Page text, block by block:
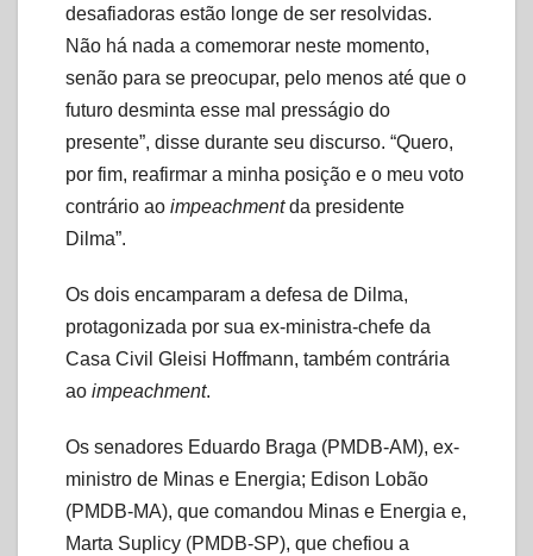
desafiadoras estão longe de ser resolvidas.
Não há nada a comemorar neste momento,
senão para se preocupar, pelo menos até que o
futuro desminta esse mal presságio do
presente”, disse durante seu discurso. “Quero,
por fim, reafirmar a minha posição e o meu voto
contrário ao impeachmentda presidente
Dilma”.
Os dois encamparam a defesa de Dilma,
protagonizada por sua ex-ministra-chefe da
Casa Civil Gleisi Hoffmann, também contrária
ao impeachment.
Os senadores Eduardo Braga (PMDB-AM), ex-
ministro de Minas e Energia; Edison Lobão
(PMDB-MA), que comandou Minas e Energia e,
Marta Suplicy (PMDB-SP), que chefiou a